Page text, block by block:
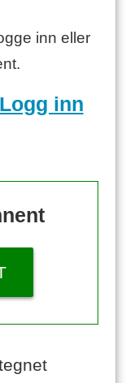
inn eller
inn